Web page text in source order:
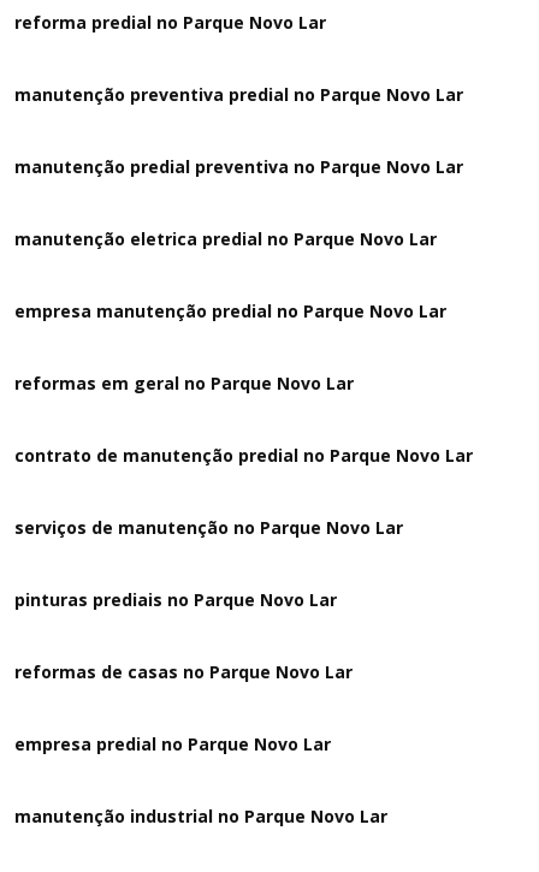
reforma predial no Parque Novo Lar
manutenção preventiva predial no Parque Novo Lar
manutenção predial preventiva no Parque Novo Lar
manutenção eletrica predial no Parque Novo Lar
empresa manutenção predial no Parque Novo Lar
reformas em geral no Parque Novo Lar
contrato de manutenção predial no Parque Novo Lar
serviços de manutenção no Parque Novo Lar
pinturas prediais no Parque Novo Lar
reformas de casas no Parque Novo Lar
empresa predial no Parque Novo Lar
manutenção industrial no Parque Novo Lar